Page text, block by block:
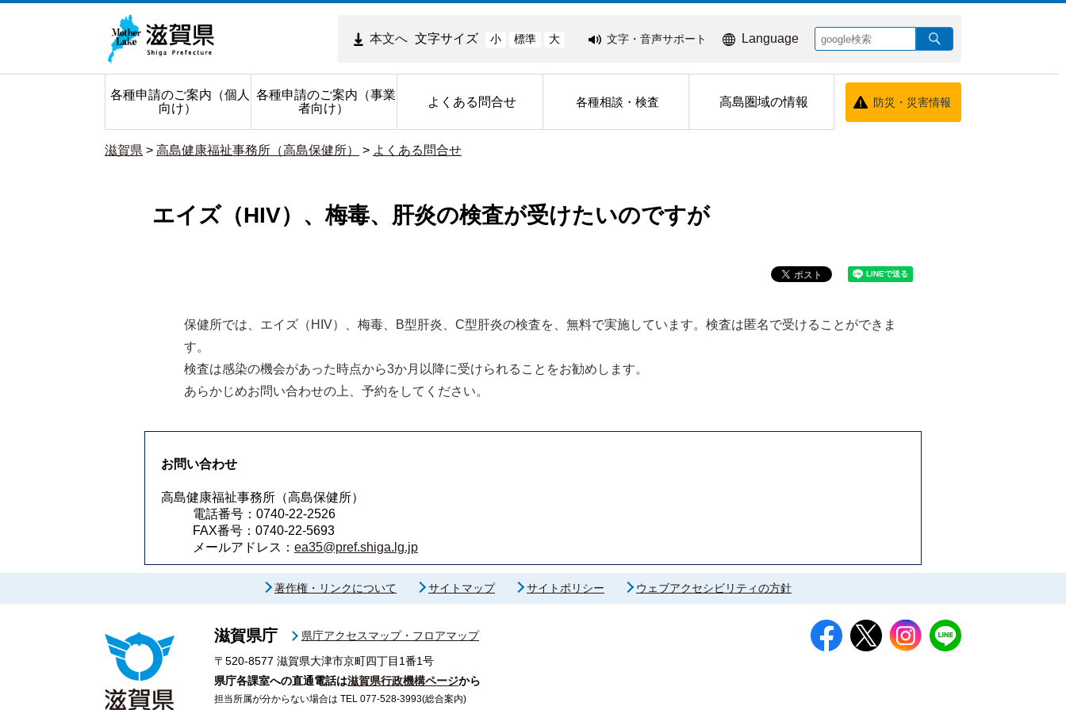
本文へ 文字サイズ 小 標準 大 文字・音声サポート Language
各種申請のご案内（個人
向け）
各種申請のご案内（事業
者向け）
よくある問合せ 各種相談・検査 高島圏域の情報 防災・災害情報
滋賀県 > 高島健康福祉事務所（高島保健所） > よくある問合せ
エイズ（HIV）、梅毒、肝炎の検査が受けたいのですが
保健所では、エイズ（HIV）、梅毒、B型肝炎、C型肝炎の検査を、無料で実施しています。検査は匿名で受けることができま
す。
検査は感染の機会があった時点から3か月以降に受けられることをお勧めします。
あらかじめお問い合わせの上、予約をしてください。
お問い合わせ
高島健康福祉事務所（高島保健所）
電話番号：0740-22-2526
FAX番号：0740-22-5693
メールアドレス： ea35@pref.shiga.lg.jp
著作権・リンクについて サイトマップ サイトポリシー ウェブアクセシビリティの方針
滋賀県庁
県庁アクセスマップ・フロアマップ
〒520-8577 滋賀県大津市京町四丁目1番1号
県庁各課室への直通電話は滋賀県行政機構ページから
担当所属が分からない場合は TEL 077-528-3993(総合案内)